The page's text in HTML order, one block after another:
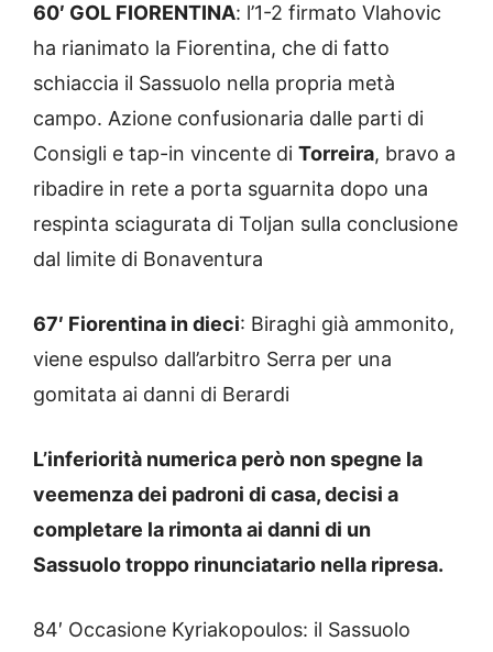
60′ GOL FIORENTINA: l’1-2 firmato Vlahovic
ha rianimato la Fiorentina, che di fatto
schiaccia il Sassuolo nella propria metà
campo. Azione confusionaria dalle parti di
Consigli e tap-in vincente di Torreira, bravo a
ribadire in rete a porta sguarnita dopo una
respinta sciagurata di Toljan sulla conclusione
dal limite di Bonaventura
67′ Fiorentina in dieci: Biraghi già ammonito,
viene espulso dall’arbitro Serra per una
gomitata ai danni di Berardi
L’inferiorità numerica però non spegne la
veemenza dei padroni di casa, decisi a
completare la rimonta ai danni di un
Sassuolo troppo rinunciatario nella ripresa.
84′ Occasione Kyriakopoulos: il Sassuolo